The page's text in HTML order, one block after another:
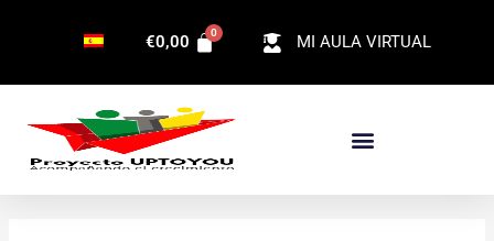
MI AULA VIRTUAL
€0,00